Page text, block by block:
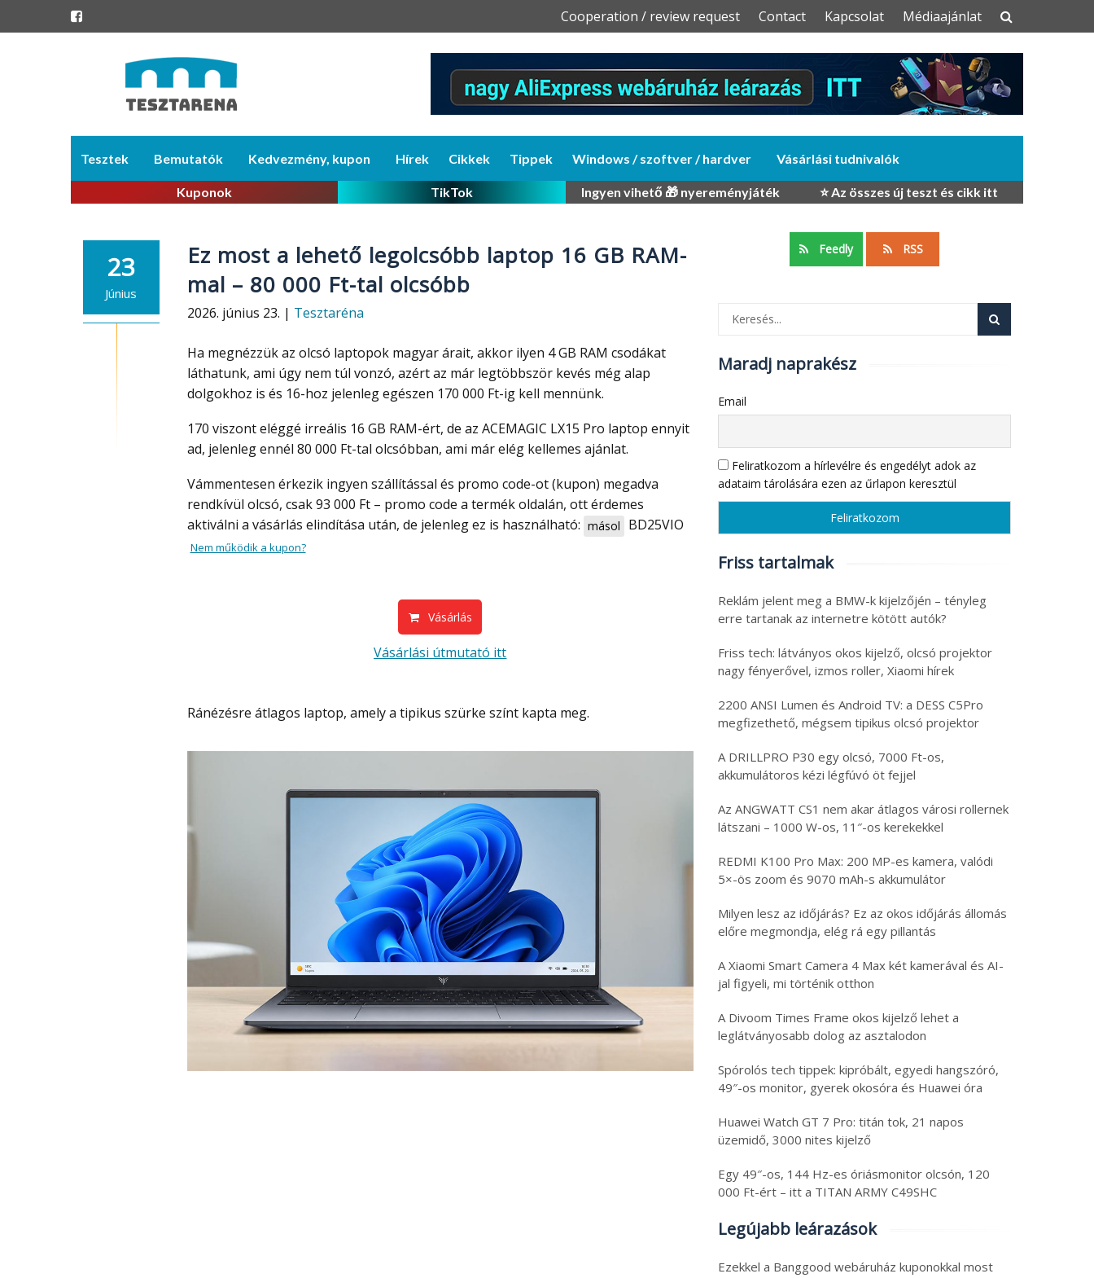
Skip
Cooperation / review request Contact Kapcsolat Médiaajánlat
content
Tesztek Bemutatók Kedvezmény, kupon Hírek Cikkek Tippek Windows / szoftver / hardver Vásárlási tudnivalók
Kuponok TikTok Ingyen vihető 🎁 nyereményjáték ⭐ Az összes új teszt és cikk itt
23
Június
Ez most a lehető legolcsóbb laptop 16 GB RAM-
mal – 80 000 Ft-tal olcsóbb
2026. június 23. | Tesztaréna
Ha megnézzük az olcsó laptopok magyar árait, akkor ilyen 4 GB RAM csodákat
láthatunk, ami úgy nem túl vonzó, azért az már legtöbbször kevés még alap
dolgokhoz is és 16-hoz jelenleg egészen 170 000 Ft-ig kell mennünk.
170 viszont eléggé irreális 16 GB RAM-ért, de az ACEMAGIC LX15 Pro laptop ennyit
ad, jelenleg ennél 80 000 Ft-tal olcsóbban, ami már elég kellemes ajánlat.
Vámmentesen érkezik ingyen szállítással és promo code-ot (kupon) megadva
rendkívül olcsó, csak 93 000 Ft – promo code a termék oldalán, ott érdemes
aktiválni a vásárlás elindítása után, de jelenleg ez is használható: másol BD25VIO
Nem működik a kupon?
Vásárlás
Vásárlási útmutató itt
Ránézésre átlagos laptop, amely a tipikus szürke színt kapta meg.
Feedly RSS
Maradj naprakész
Email
Feliratkozom a hírlevélre és engedélyt adok az
adataim tárolására ezen az űrlapon keresztül
Friss tartalmak
Reklám jelent meg a BMW-k kijelzőjén – tényleg
erre tartanak az internetre kötött autók?
Friss tech: látványos okos kijelző, olcsó projektor
nagy fényerővel, izmos roller, Xiaomi hírek
2200 ANSI Lumen és Android TV: a DESS C5Pro
megfizethető, mégsem tipikus olcsó projektor
A DRILLPRO P30 egy olcsó, 7000 Ft-os,
akkumulátoros kézi légfúvó öt fejjel
Az ANGWATT CS1 nem akar átlagos városi rollernek
látszani – 1000 W-os, 11″-os kerekekkel
REDMI K100 Pro Max: 200 MP-es kamera, valódi
5×-ös zoom és 9070 mAh-s akkumulátor
Milyen lesz az időjárás? Ez az okos időjárás állomás
előre megmondja, elég rá egy pillantás
A Xiaomi Smart Camera 4 Max két kamerával és AI-
jal figyeli, mi történik otthon
A Divoom Times Frame okos kijelző lehet a
leglátványosabb dolog az asztalodon
Spórolós tech tippek: kipróbált, egyedi hangszóró,
49″-os monitor, gyerek okosóra és Huawei óra
Huawei Watch GT 7 Pro: titán tok, 21 napos
üzemidő, 3000 nites kijelző
Egy 49″-os, 144 Hz-es óriásmonitor olcsón, 120
000 Ft-ért – itt a TITAN ARMY C49SHC
Legújabb leárazások
Ezekkel a Banggood webáruház kuponokkal most